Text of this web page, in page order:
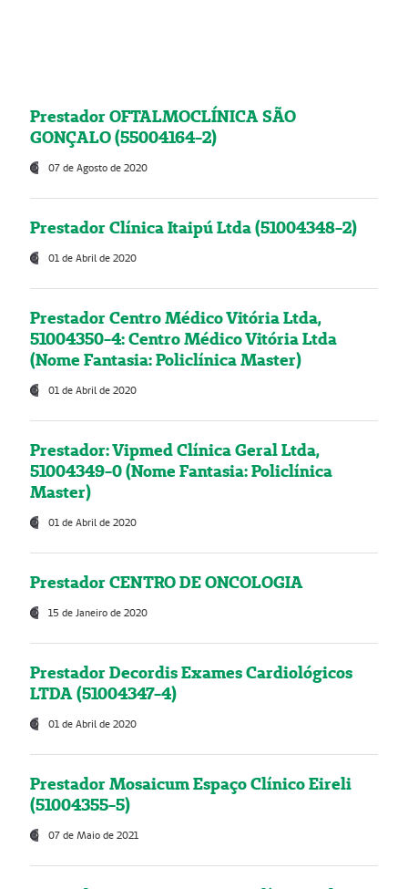
Prestador OFTALMOCLÍNICA SÃO
GONÇALO (55004164-2)
07 de Agosto de 2020
Prestador Clínica Itaipú Ltda (51004348-2)
01 de Abril de 2020
Prestador Centro Médico Vitória Ltda,
51004350-4: Centro Médico Vitória Ltda
(Nome Fantasia: Policlínica Master)
01 de Abril de 2020
Prestador: Vipmed Clínica Geral Ltda,
51004349-0 (Nome Fantasia: Policlínica
Master)
01 de Abril de 2020
Prestador CENTRO DE ONCOLOGIA
15 de Janeiro de 2020
Prestador Decordis Exames Cardiológicos
LTDA (51004347-4)
01 de Abril de 2020
Prestador Mosaicum Espaço Clínico Eireli
(51004355-5)
07 de Maio de 2021